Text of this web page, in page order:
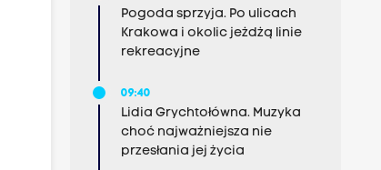
Pogoda sprzyja. Po ulicach
Krakowa i okolic jeżdżą linie
rekreacyjne
09:40
Lidia Grychtołówna. Muzyka
choć najważniejsza nie
przesłania jej życia